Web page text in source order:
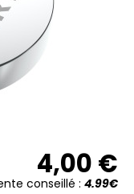
4,00 €
conseillé : 4.99€